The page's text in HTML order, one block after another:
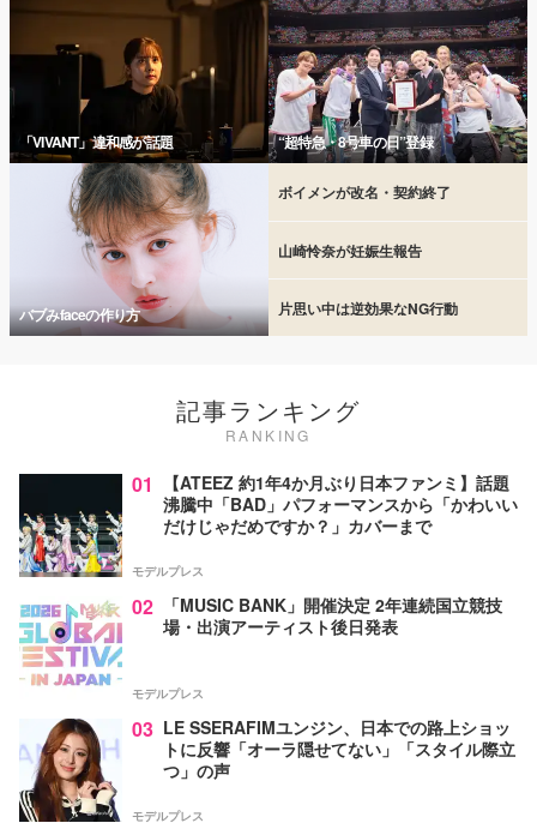
「VIVANT」違和感が話題 “超特急・8号車の日”登録
バブみfaceの作り方
ボイメンが改名・契約終了
山崎怜奈が妊娠生報告
片思い中は逆効果なNG行動
記事ランキング
RANKING
01
【ATEEZ 約1年4か月ぶり日本ファンミ】話題
沸騰中「BAD」パフォーマンスから「かわいい
だけじゃだめですか？」カバーまで
モデルプレス
02
「MUSIC BANK」開催決定 2年連続国立競技
場・出演アーティスト後日発表
モデルプレス
03 LE SSERAFIMユンジン、日本での路上ショッ
トに反響「オーラ隠せてない」「スタイル際立
つ」の声
モデルプレス